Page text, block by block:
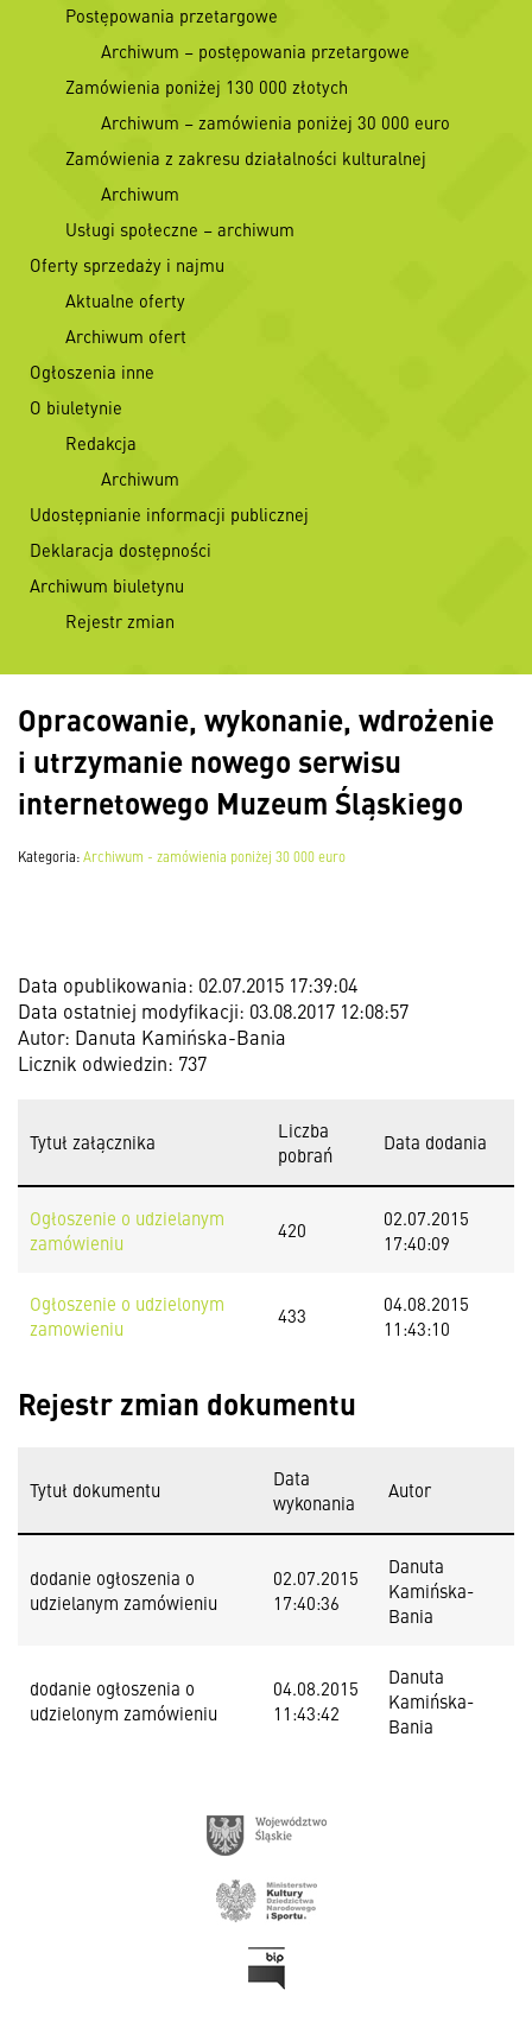
Postępowania przetargowe
Archiwum – postępowania przetargowe
Zamówienia poniżej 130 000 złotych
Archiwum – zamówienia poniżej 30 000 euro
Zamówienia z zakresu działalności kulturalnej
Archiwum
Usługi społeczne – archiwum
Oferty sprzedaży i najmu
Aktualne oferty
Archiwum ofert
Ogłoszenia inne
O biuletynie
Redakcja
Archiwum
Udostępnianie informacji publicznej
Deklaracja dostępności
Archiwum biuletynu
Rejestr zmian
Opracowanie, wykonanie, wdrożenie
i utrzymanie nowego serwisu
internetowego Muzeum Śląskiego
Kategoria:Archiwum - zamówienia poniżej 30 000 euro
Data opublikowania: 02.07.2015 17:39:04
Data ostatniej modyfikacji: 03.08.2017 12:08:57
Autor: Danuta Kamińska-Bania
Licznik odwiedzin: 737
Tytuł załącznika
Liczba
pobrań
Data dodania
Ogłoszenie o udzielanym
zamówieniu
420
02.07.2015
17:40:09
Ogłoszenie o udzielonym
zamowieniu
433
04.08.2015
11:43:10
Rejestr zmian dokumentu
Tytuł dokumentu
Data
wykonania
Autor
dodanie ogłoszenia o
udzielanym zamówieniu
02.07.2015
17:40:36
Danuta
Kamińska-
Bania
dodanie ogłoszenia o
udzielonym zamówieniu
04.08.2015
11:43:42
Danuta
Kamińska-
Bania